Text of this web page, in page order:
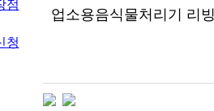
업소용음식물처리기 리